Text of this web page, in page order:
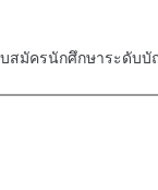
สมัครนักศึกษาระดับ